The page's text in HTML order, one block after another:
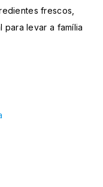
frescos,
para levar a família